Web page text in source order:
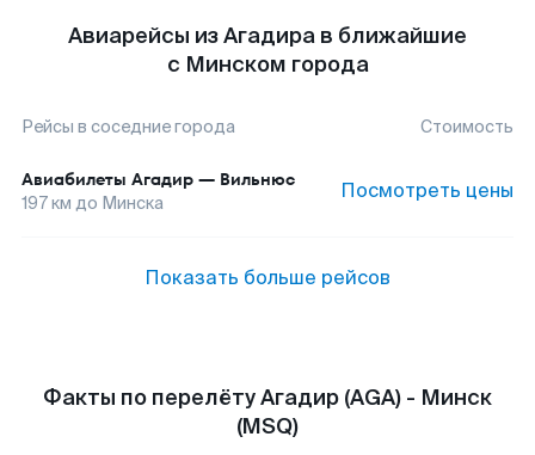
Авиарейсы из Агадира в ближайшие
с Минском города
Рейсы в соседние города Стоимость
Авиабилеты Агадир — Вильнюс
197км до Минска Посмотреть цены
Показать больше рейсов
Факты по перелёту Агадир (AGA) - Минск
(MSQ)